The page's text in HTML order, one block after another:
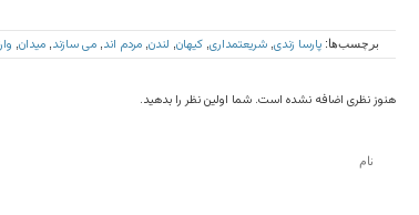
برچسب‌ها: پارسا زندی شریعتمداری کیهان لندن مردم اند می سازند میدان
هنوز نظری اضافه نشده است. شما اولین نظر را بدهید.